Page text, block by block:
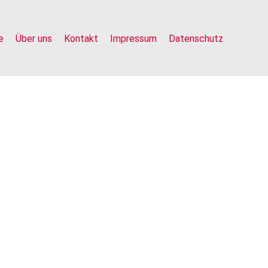
Über uns Kontakt Impressum Datenschutz